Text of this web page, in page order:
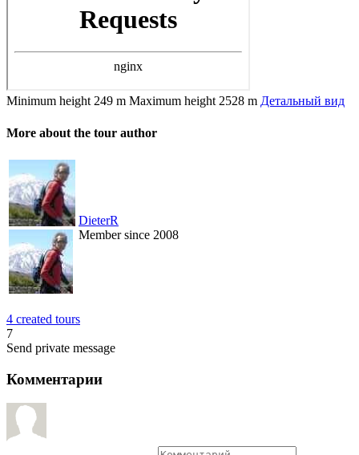
Minimum height 249 m Maximum height 2528 m Детальный вид
More about the tour author
DieterR
Member since 2008
4 created tours
7
Send private message
Комментарии